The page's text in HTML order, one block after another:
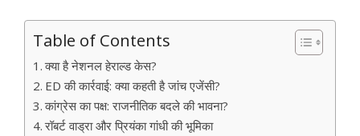
Table of Contents
क्या है नेशनल हेराल्ड केस?
ED की कार्रवाई: क्या कहती है जांच एजेंसी?
कांग्रेस का पक्ष: राजनीतिक बदले की भावना?
रॉबर्ट वाड्रा और प्रियंका गांधी की भूमिका